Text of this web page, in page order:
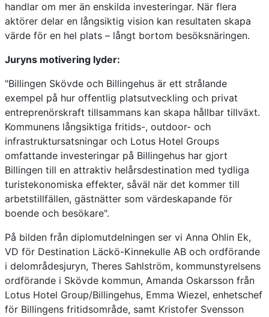
handlar om mer än enskilda investeringar. När flera
aktörer delar en långsiktig vision kan resultaten skapa
värde för en hel plats – långt bortom besöksnäringen.
Juryns motivering lyder:
"Billingen Skövde och Billingehus är ett strålande
exempel på hur offentlig platsutveckling och privat
entreprenörskraft tillsammans kan skapa hållbar tillväxt.
Kommunens långsiktiga fritids-, outdoor- och
infrastruktursatsningar och Lotus Hotel Groups
omfattande investeringar på Billingehus har gjort
Billingen till en attraktiv helårsdestination med tydliga
turistekonomiska effekter, såväl när det kommer till
arbetstillfällen, gästnätter som värdeskapande för
boende och besökare".
På bilden från diplomutdelningen ser vi Anna Ohlin Ek,
VD för Destination Läckö-Kinnekulle AB och ordförande
i delområdesjuryn, Theres Sahlström, kommunstyrelsens
ordförande i Skövde kommun, Amanda Oskarsson från
Lotus Hotel Group/Billingehus, Emma Wiezel, enhetschef
för Billingens fritidsområde, samt Kristofer Svensson